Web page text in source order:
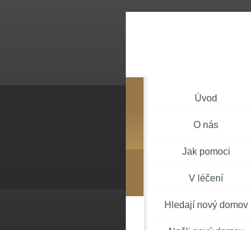
Úvod
O nás
Jak pomoci
V léčení
Hledají nový domov